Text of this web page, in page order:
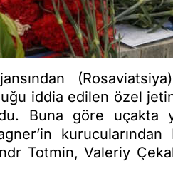
iddia edilen özel
Buna göre
Totmin, Valeriy